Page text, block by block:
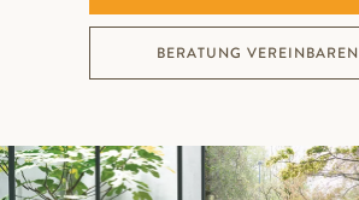
BERATUNG VEREINBAREN